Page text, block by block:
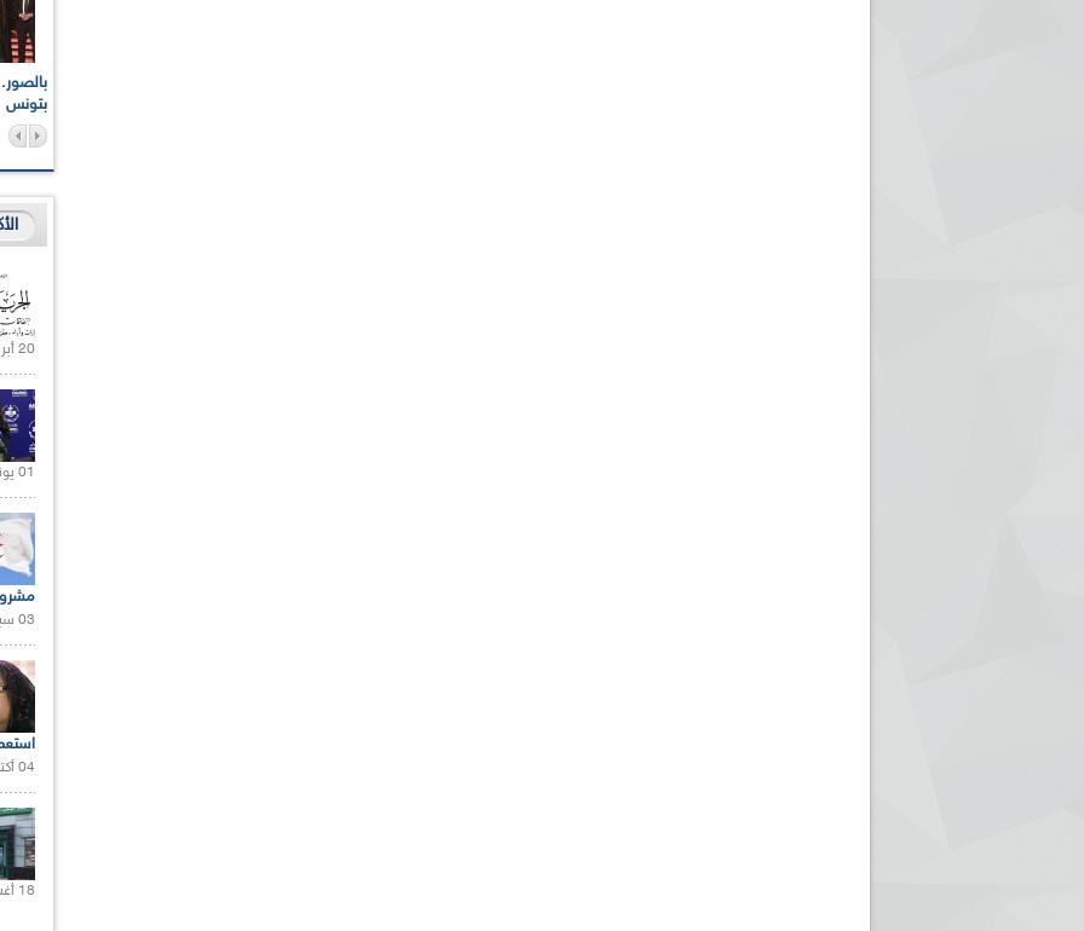
بتونس
20 أبريل 2021 |
01 يونيو 2021 |
03 سبتمبر 2020 |
04 أكتوبر 2020 |
18 أغسطس 2020 |